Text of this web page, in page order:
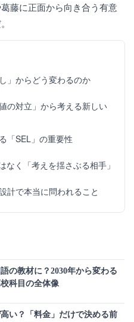
藤に正面から向き合う有意
」からどう変わるのか
の対立」から考える新しい
「SEL」の重要性
なく「考えを揺さぶる相手」
計で本当に問われること
の教材に？2030年から変わる
科目の全体像
い？「料金」だけで決める前